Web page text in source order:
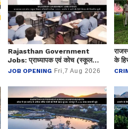
Rajasthan Government
Jobs: प्राध्यापक एवं कोच (स्कूल
शिक्षा) प्रतियोगी परीक्षा-2025, आयोग
JOB OPENING Fri,7 Aug 2026
के